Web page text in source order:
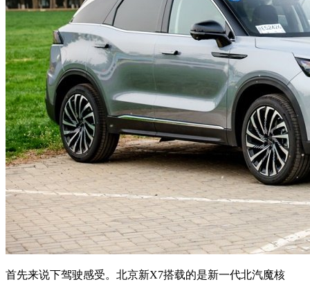
首先来说下驾驶感受。北京新X7搭载的是新一代北汽魔核